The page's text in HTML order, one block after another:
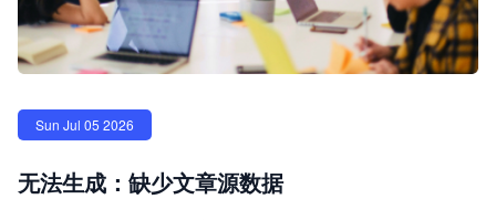
Sun Jul 05 2026
无法生成：缺少文章源数据